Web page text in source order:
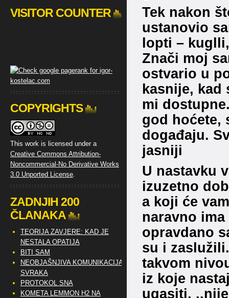
Tek nakon
ustanovio
lopti –
Znači moj
ostvario u
kasnije, kad
mi
god hoćete,
događaju.
jasniji
U nastavku
izuzetno
a koji će
naravno
opravdano
su i
takvom
iz koje
ugasiti,
VISITOR COUNTER
COPYRIGHTS
This work is licensed under a
Creative Commons Attribution-
Noncommercial-No Derivative Works
3.0 Unported License.
ZADNJIH 200
ČLANAKA
TEORIJA ZAVJERE: KAD JE
NESTALA OPATIJA
BITI SAM
NEOBJAŠNJIVA KOMUNIKACIJA
SVRAKA
PROTOKOL SNA
KOMETA LEMMON H2 NA